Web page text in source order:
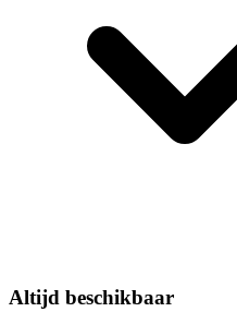
Altijd beschikbaar